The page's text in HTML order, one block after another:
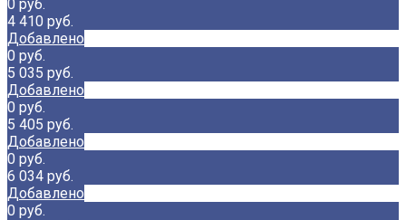
0 руб.
4 410 руб.
Добавлено
0 руб.
5 035 руб.
Добавлено
0 руб.
5 405 руб.
Добавлено
0 руб.
6 034 руб.
Добавлено
0 руб.